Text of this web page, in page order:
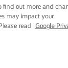
find out more and
may impact your
read
Google